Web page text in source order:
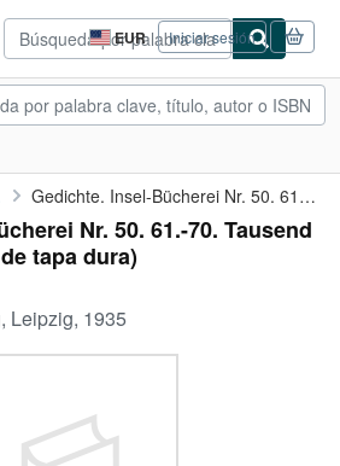
EUR
Preferencias
de
compra
del
Iniciar sesión
Gedichte. Insel-Bücherei Nr. 50. 61.-70. Tausend
Nr. 50. 61.-70. Tausend
tapa dura)
Leipzig, 1935